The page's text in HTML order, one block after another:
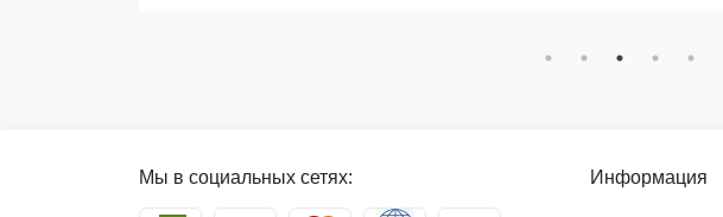
Мы в социальных сетях: Информация